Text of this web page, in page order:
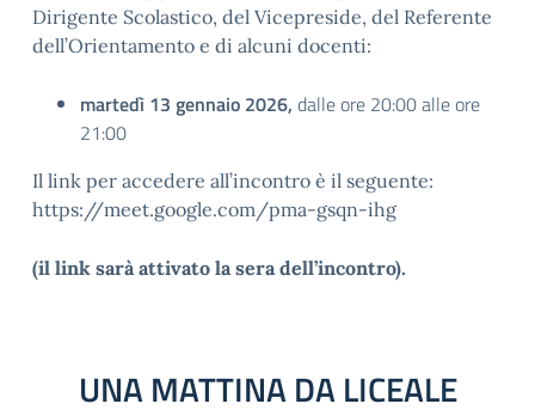
Dirigente Scolastico, del Vicepreside, del Referente
dell’Orientamento e di alcuni docenti:
martedì 13 gennaio 2026, dalle ore 20:00 alle ore
21:00
Il link per accedere all’incontro è il seguente:
https://meet.google.com/pma-gsqn-ihg
(il link sarà attivato la sera dell’incontro).
UNA MATTINA DA LICEALE